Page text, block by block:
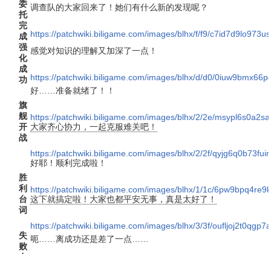
委
托
完
成
调查队的大家回来了！她们有什么新的发现呢？
https://patchwiki.biligame.com/images/blhx/f/f9/
强
化
成
功
感觉对知识的理解又加深了一点！
https://patchwiki.biligame.com/images/blhx/d/d0/
旗
舰
开
战
好……准备就绪了！！
https://patchwiki.biligame.com/images/blhx/2/2e/
大家齐心协力，一起克服难关吧！
https://patchwiki.biligame.com/images/blhx/2/2f/
胜
利
台
词
好耶！顺利完成啦！
https://patchwiki.biligame.com/images/blhx/1/1c/
这下就搞定啦！大家也都平安无事，真是太好了！
https://patchwiki.biligame.com/images/blhx/3/3f/
失
败
呃……离成功还是差了一点……